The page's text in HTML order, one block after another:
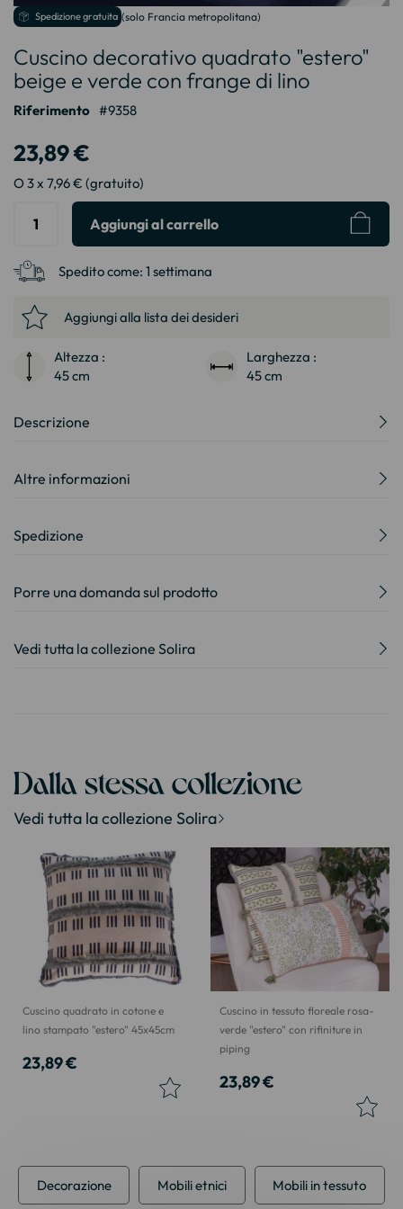
Vai
della
galleria
di
immagini
Spedizione gratuita (solo Francia metropolitana)
Cuscino decorativo quadrato "estero"
beige e verde con frange di lino
Riferimento 9358
23,89 €
O 3 x 7,96 € (gratuito)
Aggiungi al carrello
Spedito come: 1 settimana
Aggiungi alla lista dei desideri
Altezza :
45 cm
Larghezza :
45 cm
Descrizione
Altre informazioni
Spedizione
Porre una domanda sul prodotto
Vedi tutta la collezione Solira
Dalla stessa collezione
Vedi tutta la collezione Solira
Cuscino quadrato in cotone e
lino stampato "estero" 45x45cm
23,89 €
Cuscino in tessuto floreale rosa-
verde "estero" con rifiniture in
piping
23,89 €
Decorazione Mobili etnici Mobili in tessuto